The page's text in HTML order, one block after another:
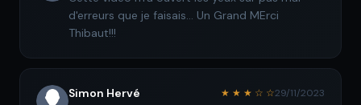
d'erreurs que je faisais... Un Grand MErci
Thibaut!!!
Simon Hervé ★ ★ ★ ☆ ☆29/11/2023